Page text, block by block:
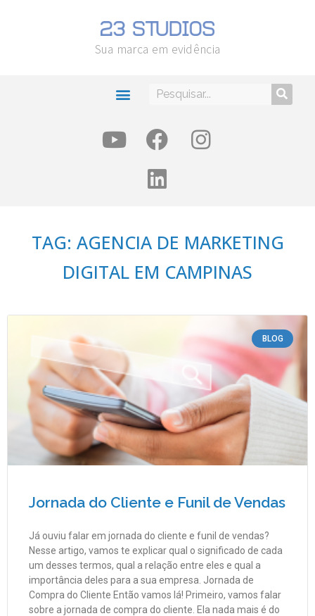
Sua marca em evidência
TAG: AGENCIA DE MARKETING
DIGITAL EM CAMPINAS
BLOG
Jornada do Cliente e Funil de Vendas
Já ouviu falar em jornada do cliente e funil de vendas?
Nesse artigo, vamos te explicar qual o significado de cada
um desses termos, qual a relação entre eles e qual a
importância deles para a sua empresa. Jornada de
Compra do Cliente Então vamos lá! Primeiro, vamos falar
sobre a jornada de compra do cliente. Ela nada mais é do